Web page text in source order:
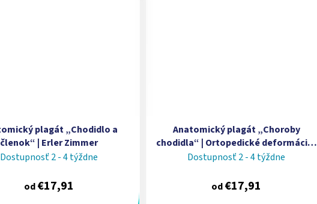
plagát „Chodidlo a
členok“ | Erler Zimmer
Dostupnosť 2 - 4 týždne
od€17,91
Anatomický plagát „Choroby
chodidla“ | Ortopedické deformácie |
Erler Zimmer
Dostupnosť 2 - 4 týždne
od€17,91